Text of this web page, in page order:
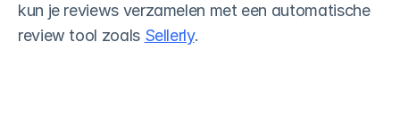
kun je reviews verzamelen met een automatische
review tool zoals Sellerly.